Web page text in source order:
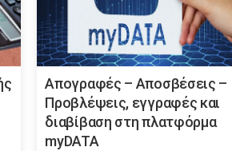
Απογραφές – Αποσβέσεις –
Προβλέψεις, εγγραφές και
διαβίβαση στη πλατφόρμα
myDATA